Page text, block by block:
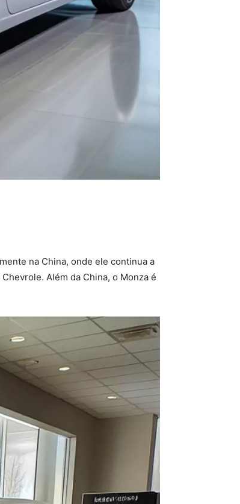
na China, onde ele continua a
Além da China, o Monza é